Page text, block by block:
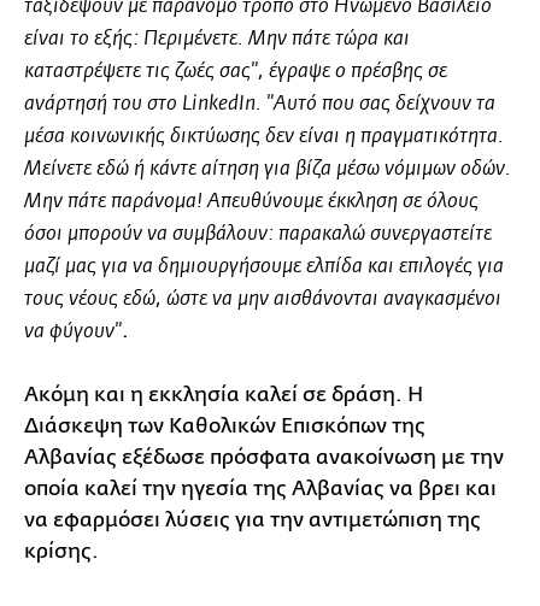
ταξιδέψουν με παράνομο τρόπο στο Ηνωμένο Βασίλειο
είναι το εξής: Περιμένετε. Μην πάτε τώρα και
καταστρέψετε τις ζωές σας", έγραψε ο πρέσβης σε
ανάρτησή του στο LinkedIn. "Αυτό που σας δείχνουν τα
μέσα κοινωνικής δικτύωσης δεν είναι η πραγματικότητα.
Μείνετε εδώ ή κάντε αίτηση για βίζα μέσω νόμιμων οδών.
Μην πάτε παράνομα! Απευθύνουμε έκκληση σε όλους
όσοι μπορούν να συμβάλουν: παρακαλώ συνεργαστείτε
μαζί μας για να δημιουργήσουμε ελπίδα και επιλογές για
τους νέους εδώ, ώστε να μην αισθάνονται αναγκασμένοι
να φύγουν".
Ακόμη και η εκκλησία καλεί σε δράση. Η
Διάσκεψη των Καθολικών Επισκόπων της
Αλβανίας εξέδωσε πρόσφατα ανακοίνωση με την
οποία καλεί την ηγεσία της Αλβανίας να βρει και
να εφαρμόσει λύσεις για την αντιμετώπιση της
κρίσης.